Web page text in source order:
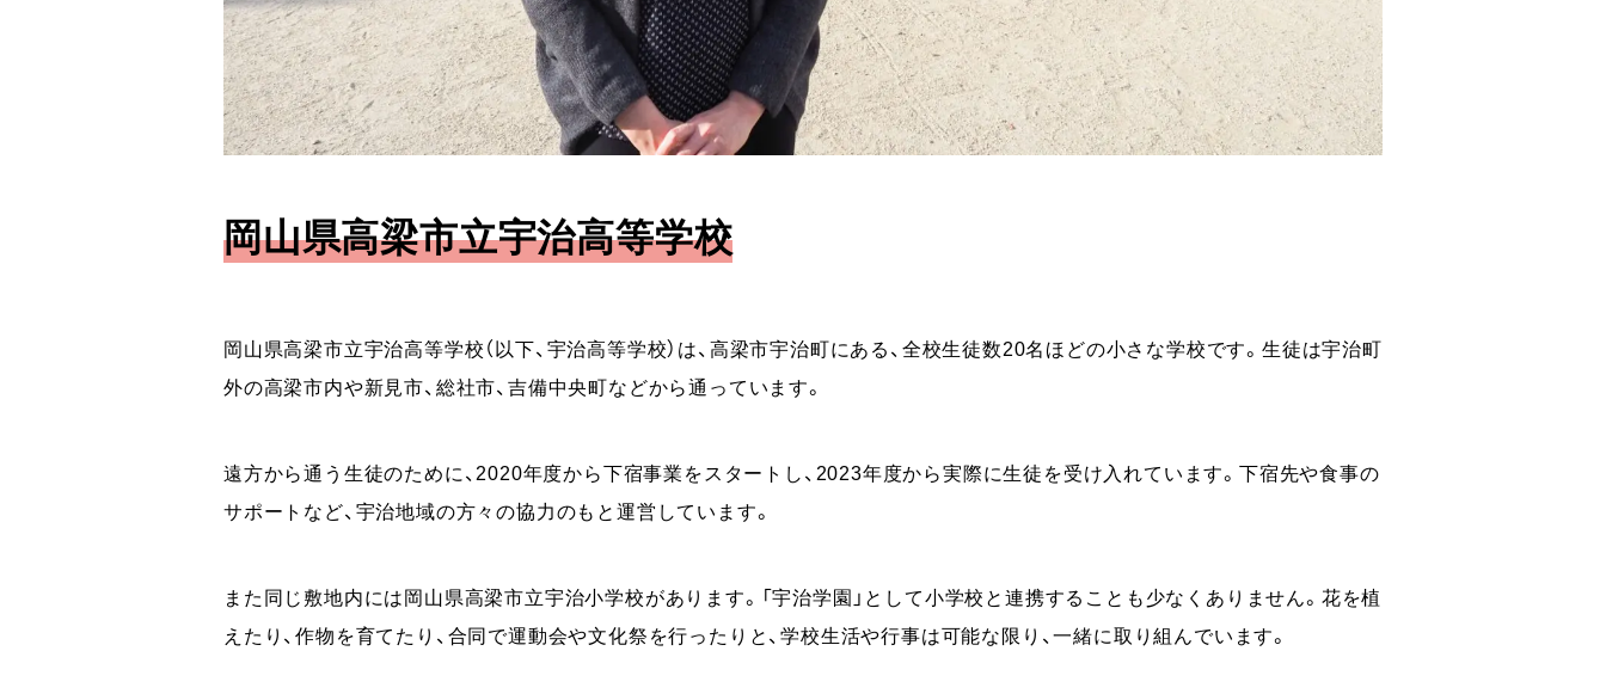
岡山県高梁市立宇治高等学校
岡山県高梁市立宇治高等学校（以下、宇治高等学校）は、高梁市宇治町にある、全校生徒数20名ほどの小さな学校です。生徒は宇治町
外の高梁市内や新見市、総社市、吉備中央町などから通っています。
遠方から通う生徒のために、2020年度から下宿事業をスタートし、2023年度から実際に生徒を受け入れています。下宿先や食事の
サポートなど、宇治地域の方々の協力のもと運営しています。
また同じ敷地内には岡山県高梁市立宇治小学校があります。「宇治学園」として小学校と連携することも少なくありません。花を植
えたり、作物を育てたり、合同で運動会や文化祭を行ったりと、学校生活や行事は可能な限り、一緒に取り組んでいます。